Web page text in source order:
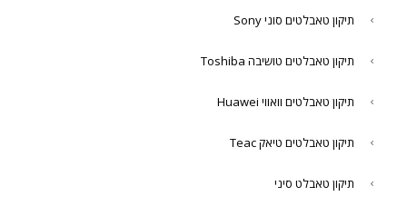
תיקון טאבלטים סוני Sony
תיקון טאבלטים טושיבה Toshiba
תיקון טאבלטים וואווי Huawei
תיקון טאבלטים טיאק Teac
תיקון טאבלט סיני